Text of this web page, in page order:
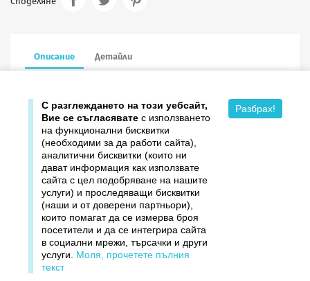
Описание Детайли
Продукти
Издателство ДОМИНО
Вашият профил
С разглеждането на този уебсайт,
Вие се съгласявате с използването
на функционални бисквитки
(необходими за да работи сайта),
аналитични бисквитки (които ни
дават информация как използвате
сайта с цел подобряване на нашите
услуги) и проследяващи бисквитки
(наши и от доверени партньори),
които помагат да се измерва броя
посетители и да се интегрира сайта
в социални мрежи, търсачки и други
услуги.
Моля, прочетете пълния
текст
Разбрах!